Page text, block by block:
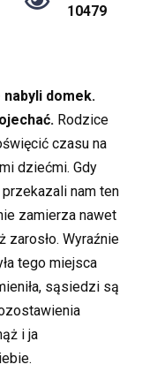
10479
nabyli domek.
Rodzice
czasu na
dziećmi. Gdy
nam ten
zamierza nawet
zarosło. Wyraźnie
tego miejsca
sąsiedzi są
i ja